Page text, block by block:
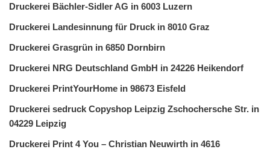
Druckerei Bächler-Sidler AG in 6003 Luzern
Druckerei Landesinnung für Druck in 8010 Graz
Druckerei Grasgrün in 6850 Dornbirn
Druckerei NRG Deutschland GmbH in 24226 Heikendorf
Druckerei PrintYourHome in 98673 Eisfeld
Druckerei sedruck Copyshop Leipzig Zschochersche Str. in
04229 Leipzig
Druckerei Print 4 You – Christian Neuwirth in 4616